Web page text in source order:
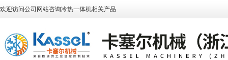
欢迎访问公司网站咨询冷热一体机相关产品